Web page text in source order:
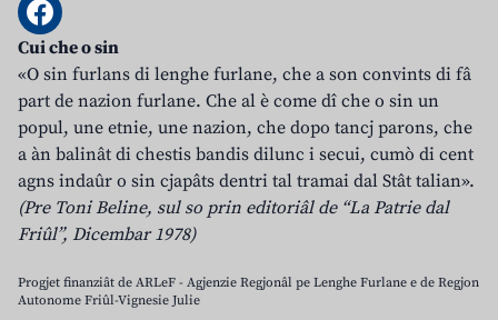
Cui che o sin
«O sin furlans di lenghe furlane, che a son convints di fâ
part de nazion furlane. Che al è come dî che o sin un
popul, une etnie, une nazion, che dopo tancj parons, che
a àn balinât di chestis bandis dilunc i secui, cumò di cent
agns indaûr o sin cjapâts dentri tal tramai dal Stât talian».
(Pre Toni Beline, sul so prin editoriâl de “La Patrie dal
Friûl”, Dicembar 1978)
Progjet finanziât de ARLeF - Agjenzie Regjonâl pe Lenghe Furlane e de Regjon
Autonome Friûl-Vignesie Julie